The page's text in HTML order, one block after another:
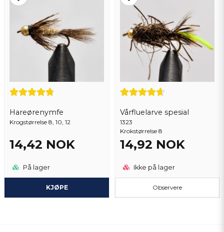
Hareørenymfe
Krogstørrelse 8, 10, 12
14,42 NOK
På lager
KJØPE
Vårfluelarve spesial
1323
Krokstørrelse 8
14,92 NOK
Ikke på lager
Observere